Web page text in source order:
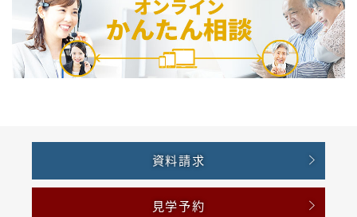
資料請求
見学予約